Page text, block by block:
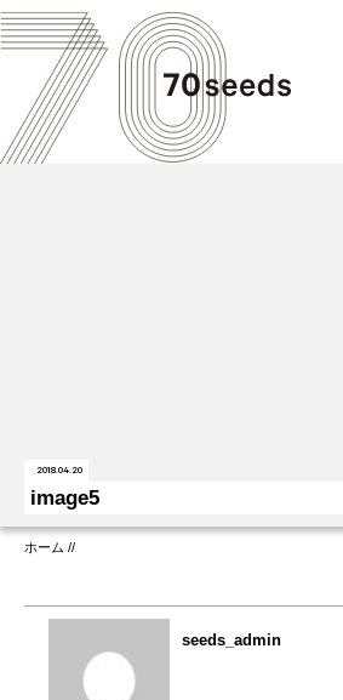
2018.04.20
image5
ホーム //
seeds_admin